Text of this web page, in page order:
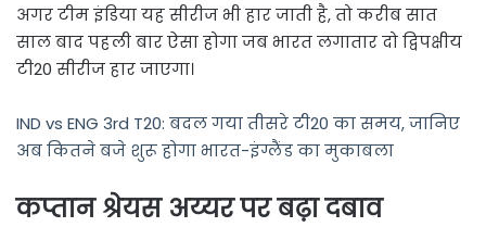
अगर टीम इंडिया यह सीरीज भी हार जाती है, तो करीब सात
साल बाद पहली बार ऐसा होगा जब भारत लगातार दो द्विपक्षीय
टी20 सीरीज हार जाएगा।
IND vs ENG 3rd T20: बदल गया तीसरे टी20 का समय, जानिए
अब कितने बजे शुरू होगा भारत-इंग्लैंड का मुकाबला
कप्तान श्रेयस अय्यर पर बढ़ा दबाव